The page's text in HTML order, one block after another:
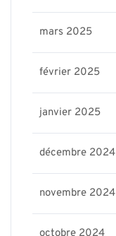
mars 2025
février 2025
janvier 2025
décembre 2024
novembre 2024